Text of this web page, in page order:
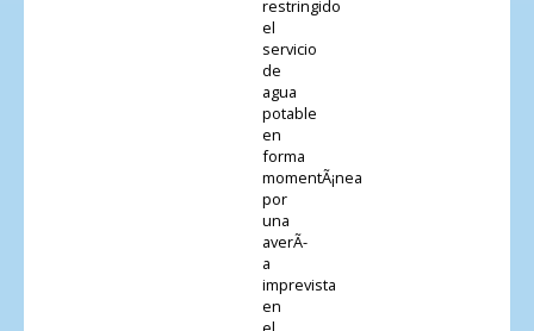
restringido
el
servicio
de
agua
potable
en
forma
momentÃ¡nea
por
una
averÃ­
a
imprevista
en